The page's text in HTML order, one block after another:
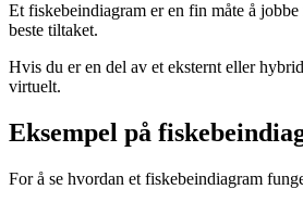
Et fiskebeindiagram er en fin måte å jobbe
beste tiltaket.
Hvis du er en del av et eksternt eller
virtuelt.
Eksempel på
For å se hvordan et fiskebeindiagram